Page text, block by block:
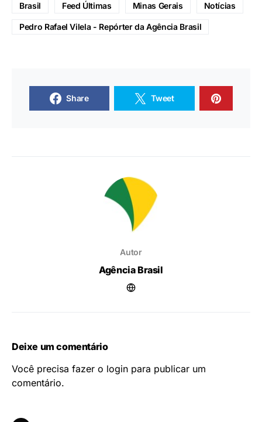
Brasil Feed Últimas Minas Gerais Notícias
Pedro Rafael Vilela - Repórter da Agência Brasil
Share Tweet
Autor
Agência Brasil
Deixe um comentário
Você precisa fazer o login para publicar um
comentário.